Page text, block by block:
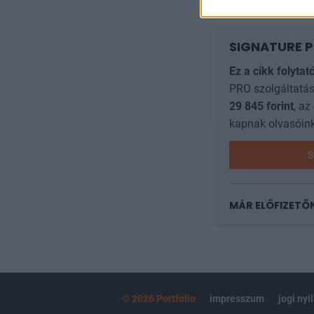
SIGNATURE
Ez a cikk
PRO
29 845 forint,
kapnak
MÁR
© 2026 Portfolio impresszum jogi